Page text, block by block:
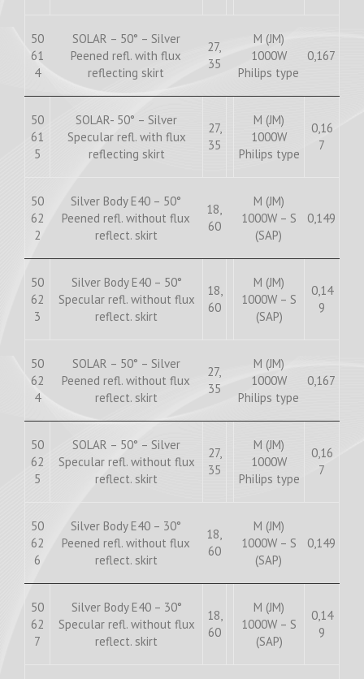
50
61
4
SOLAR – 50° – Silver
Peened refl. with flux
reflecting skirt
27,
35
M (JM)
1000W
Philips type
0,167
50
61
5
SOLAR- 50° – Silver
Specular refl. with flux
reflecting skirt
27,
35
M (JM)
1000W
Philips type
0,16
7
50
62
2
Silver Body E40 – 50°
Peened refl. without flux
reflect. skirt
18,
60
M (JM)
1000W – S
(SAP)
0,149
50
62
3
Silver Body E40 – 50°
Specular refl. without flux
reflect. skirt
18,
60
M (JM)
1000W – S
(SAP)
0,14
9
50
62
4
SOLAR – 50° – Silver
Peened refl. without flux
reflect. skirt
27,
35
M (JM)
1000W
Philips type
0,167
50
62
5
SOLAR – 50° – Silver
Specular refl. without flux
reflect. skirt
27,
35
M (JM)
1000W
Philips type
0,16
7
50
62
6
Silver Body E40 – 30°
Peened refl. without flux
reflect. skirt
18,
60
M (JM)
1000W – S
(SAP)
0,149
50
62
7
Silver Body E40 – 30°
Specular refl. without flux
reflect. skirt
18,
60
M (JM)
1000W – S
(SAP)
0,14
9